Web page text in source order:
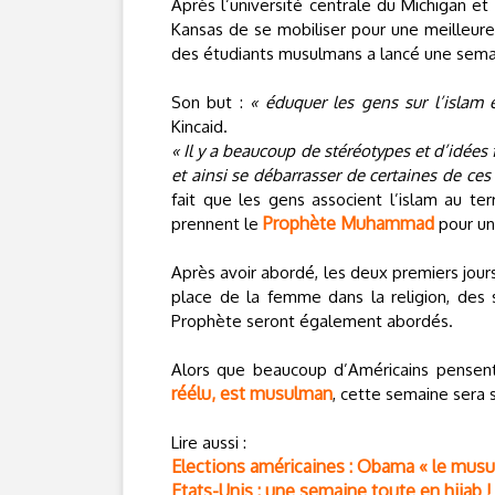
Après l’université centrale du Michigan
Kansas de se mobiliser pour une
des étudiants musulmans a lancé une
Son but : « éduquer les gens sur l’islam
Kincaid.
« Il y a beaucoup de stéréotypes et
et ainsi se débarrasser de certaines de
fait que les gens associent l’islam au
prennent le Prophète Muhammad pour
Après avoir abordé, les deux premiers
place de la femme dans la religion, des
Prophète seront également abordés.
Alors que beaucoup d’Américains
réélu, est musulman, cette semaine sera
Lire aussi :
Elections américaines : Obama « le
Etats-Unis : une semaine toute en hijab !